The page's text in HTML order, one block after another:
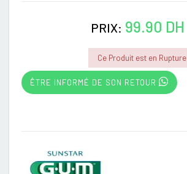
PRIX: 99.90 DH
Ce Produit est en Rupture
ÊTRE INFORMÉ DE SON RETOUR